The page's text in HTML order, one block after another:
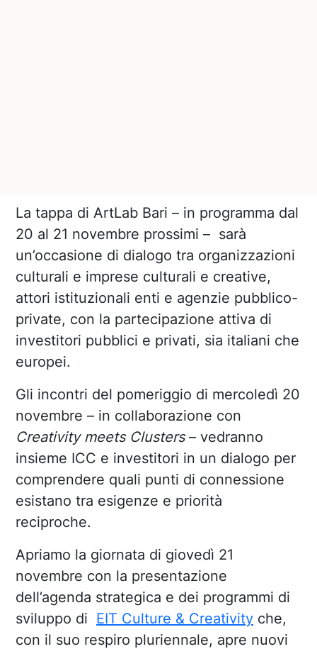
La tappa di ArtLab Bari – in programma dal
20 al 21 novembre prossimi – sarà
un’occasione di dialogo tra organizzazioni
culturali e imprese culturali e creative,
attori istituzionali enti e agenzie pubblico-
private, con la partecipazione attiva di
investitori pubblici e privati, sia italiani che
europei.
Gli incontri del pomeriggio di mercoledì 20
novembre – in collaborazione con
Creativity meets Clusters– vedranno
insieme ICC e investitori in un dialogo per
comprendere quali punti di connessione
esistano tra esigenze e priorità
reciproche.
Apriamo la giornata di giovedì 21
novembre con la presentazione
dell’agenda strategica e dei programmi di
sviluppo di EIT Culture & Creativity che,
con il suo respiro pluriennale, apre nuovi